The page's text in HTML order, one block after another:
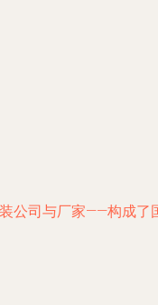
公司与厂家——构成了